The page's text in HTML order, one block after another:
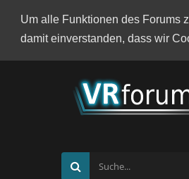
Um alle Funktionen des Forums
damit einverstanden, dass wir